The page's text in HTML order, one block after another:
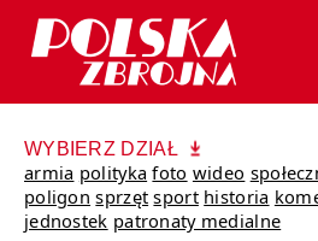
WYBIERZ DZIAŁ
armia polityka foto wideo
poligon sprzęt sport historia
jednostek patronaty medialne